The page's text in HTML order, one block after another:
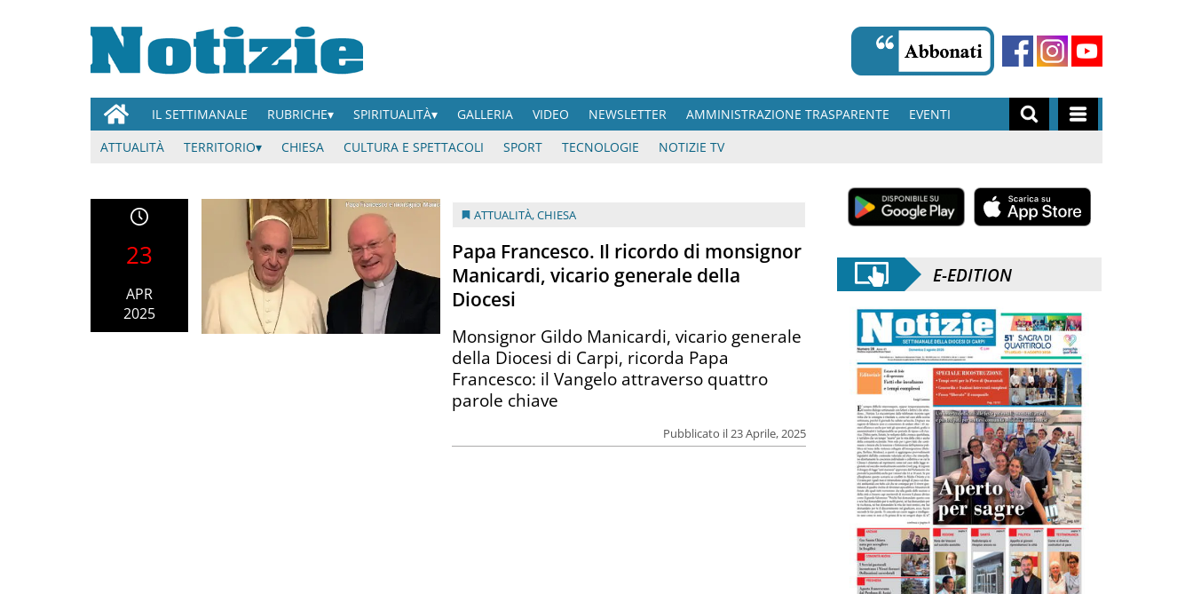
IL SETTIMANALE RUBRICHE SPIRITUALITÀ GALLERIA VIDEO NEWSLETTER AMMINISTRAZIONE TRASPARENTE
EVENTI
ATTUALITÀ
TERRITORIO CHIESA CULTURA E SPETTACOLI SPORT TECNOLOGIE NOTIZIE TV
23
APR
2025
ATTUALITÀ,CHIESA
Papa Francesco. Il ricordo di monsignor
Manicardi, vicario generale della
Diocesi
Pubblicato il 23 Aprile, 2025
Monsignor Gildo Manicardi, vicario generale
della Diocesi di Carpi, ricorda Papa
Francesco: il Vangelo attraverso quattro
parole chiave
E-EDITION